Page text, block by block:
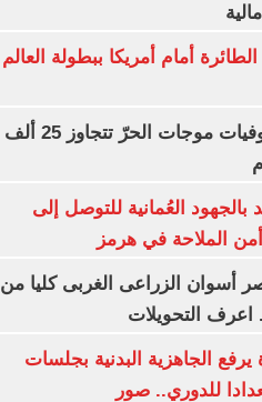
أمام أمريكا ببطولة العالم
أوروبا: حصيلة وفيات موجات الحرّ تتجاوز 25 ألف
العُمانية للتوصل إلى
الملاحة في هرمز
أسوان الزراعى الغربى كليا من
اعرف التحويلات
يرفع الجاهزية البدنية بجلسات
للدوري.. صور